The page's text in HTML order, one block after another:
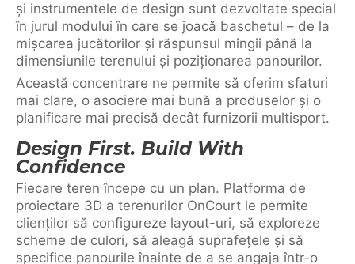
și instrumentele de design sunt dezvoltate special
în jurul modului în care se joacă baschetul – de la
mișcarea jucătorilor și răspunsul mingii până la
dimensiunile terenului și poziționarea panourilor.
Această concentrare ne permite să oferim sfaturi
mai clare, o asociere mai bună a produselor și o
planificare mai precisă decât furnizorii multisport.
Design First. Build With
Confidence
Fiecare teren începe cu un plan. Platforma de
proiectare 3D a terenurilor OnCourt le permite
clienților să configureze layout-uri, să exploreze
scheme de culori, să aleagă suprafețele și să
specifice panourile înainte de a se angaja într-o